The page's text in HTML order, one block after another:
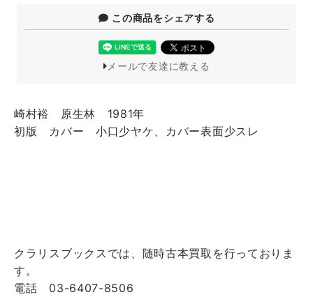
この商品をシェアする
メールで友達に教える
崎村裕 原生林 1981年
初版 カバー 小口少ヤケ、カバー表面少スレ
クラリスブックスでは、随時古本買取を行っておりま
す。
電話 03-6407-8506